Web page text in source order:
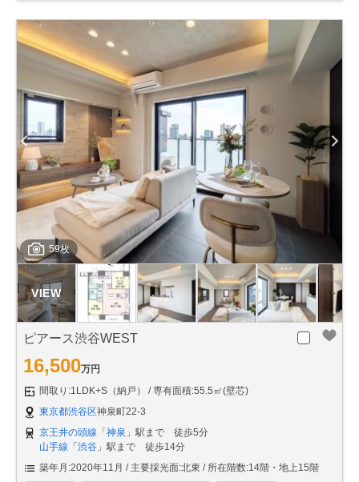
59枚
ピアース渋谷WEST
16,500万円
間取り:1LDK+S（納戸）
専有面積:55.5㎡(壁芯)
東京都渋谷区神泉町22-3
京王井の頭線 「 神泉 」駅まで 徒歩5分
山手線 「 渋谷 」駅まで 徒歩14分
築年月:2020年11月
主要採光面:北東 所在階数:14階・地上15階